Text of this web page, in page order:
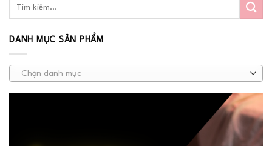
DANH MỤC SẢN PHẨM
Chọn danh mục